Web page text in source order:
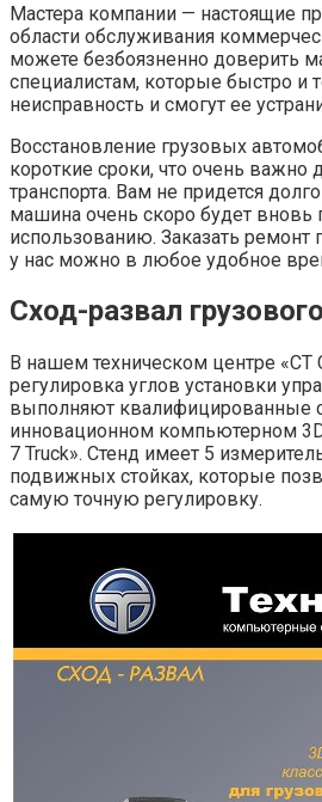
Мастера компании — настоящие
области обслуживания
можете безбоязненно доверить
специалистам, которые быстро и
неисправность и смогут ее
Восстановление грузовых
короткие сроки, что очень важно
транспорта. Вам не придется
машина очень скоро будет вновь
использованию. Заказать ремонт
у нас можно в любое удобное
Сход-развал
В нашем техническом центре «СТ
регулировка углов установки
выполняют квалифицированные
инновационном компьютерном
7 Truck». Стенд имеет 5
подвижных стойках, которые
самую точную регулировку.